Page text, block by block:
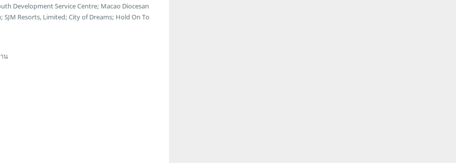
Development Service Centre; Macao Diocesan
Resorts, Limited; City of Dreams; Hold On To
น